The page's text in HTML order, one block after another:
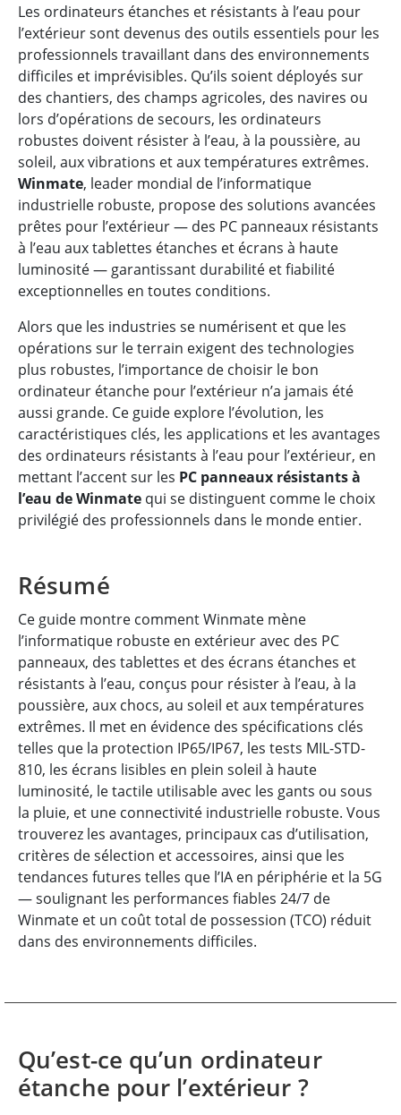
Les ordinateurs étanches et résistants à l’eau pour
l’extérieur sont devenus des outils essentiels pour les
professionnels travaillant dans des environnements
difficiles et imprévisibles. Qu’ils soient déployés sur
des chantiers, des champs agricoles, des navires ou
lors d’opérations de secours, les ordinateurs
robustes doivent résister à l’eau, à la poussière, au
soleil, aux vibrations et aux températures extrêmes.
Winmate, leader mondial de l’informatique
industrielle robuste, propose des solutions avancées
prêtes pour l’extérieur — des PC panneaux résistants
à l’eau aux tablettes étanches et écrans à haute
luminosité — garantissant durabilité et fiabilité
exceptionnelles en toutes conditions.
Alors que les industries se numérisent et que les
opérations sur le terrain exigent des technologies
plus robustes, l’importance de choisir le bon
ordinateur étanche pour l’extérieur n’a jamais été
aussi grande. Ce guide explore l’évolution, les
caractéristiques clés, les applications et les avantages
des ordinateurs résistants à l’eau pour l’extérieur, en
mettant l’accent sur les PC panneaux résistants à
l’eau de Winmate qui se distinguent comme le choix
privilégié des professionnels dans le monde entier.
Résumé
Ce guide montre comment Winmate mène
l’informatique robuste en extérieur avec des PC
panneaux, des tablettes et des écrans étanches et
résistants à l’eau, conçus pour résister à l’eau, à la
poussière, aux chocs, au soleil et aux températures
extrêmes. Il met en évidence des spécifications clés
telles que la protection IP65/IP67, les tests MIL-STD-
810, les écrans lisibles en plein soleil à haute
luminosité, le tactile utilisable avec les gants ou sous
la pluie, et une connectivité industrielle robuste. Vous
trouverez les avantages, principaux cas d’utilisation,
critères de sélection et accessoires, ainsi que les
tendances futures telles que l’IA en périphérie et la 5G
— soulignant les performances fiables 24/7 de
Winmate et un coût total de possession (TCO) réduit
dans des environnements difficiles.
Qu’est-ce qu’un ordinateur
étanche pour l’extérieur ?